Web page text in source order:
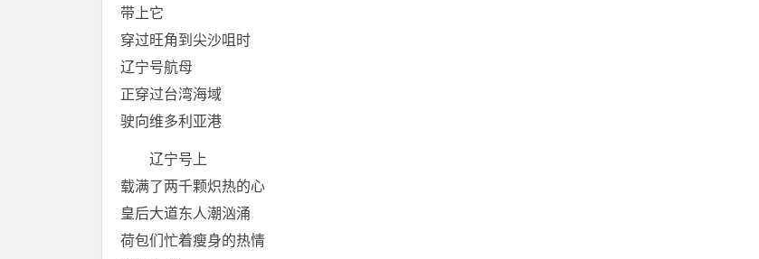
带上它
穿过旺角到尖沙咀时
辽宁号航母
正穿过台湾海域
驶向维多利亚港
辽宁号上
载满了两千颗炽热的心
皇后大道东人潮汹涌
荷包们忙着瘦身的热情